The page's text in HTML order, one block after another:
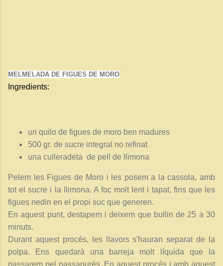
MELMELADA DE FIGUES DE MORO
Ingredients:
un quilo de figues de moro ben madures
500 gr. de sucre integral no refinat
una culleradeta de pell de llimona
Pelem les Figues de Moro i les posem a la cassola, amb
tot el sucre i la llimona. A foc molt lent i tapat, fins que les
figues nedin en el propi suc que generen.
En aquest punt, destapem i deixem que bullin de 25 a 30
minuts.
Durant aquest procés, les llavors s'hauran separat de la
polpa. Ens quedarà una barreja molt líquida que la
passarem pel passapurés. En aquest procés i amb aquest